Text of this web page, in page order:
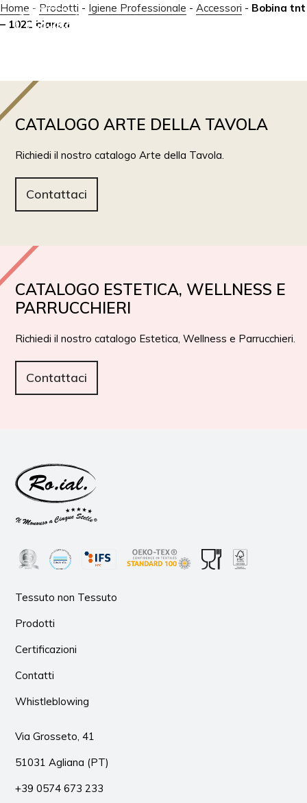
Home - Prodotti - Igiene Professionale - Accessori - Bobina tnt
– 1022 bianca
CATALOGO ARTE DELLA TAVOLA
Richiedi il nostro catalogo Arte della Tavola.
Contattaci
CATALOGO ESTETICA, WELLNESS E
PARRUCCHIERI
Richiedi il nostro catalogo Estetica, Wellness e Parrucchieri.
Contattaci
Via Grosseto, 41
51031 Agliana (PT)
+39 0574 673 233
Tessuto non Tessuto
Prodotti
Certificazioni
Contatti
Whistleblowing